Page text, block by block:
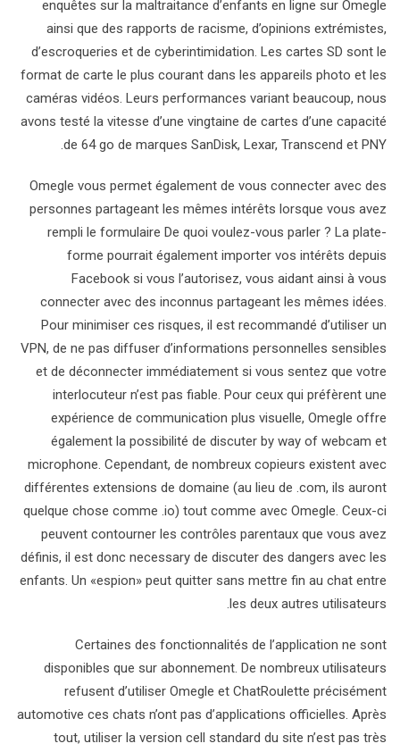
enquêtes sur la maltraitance d’enfants en ligne sur Omegle
ainsi que des rapports de racisme, d’opinions extrémistes,
d’escroqueries et de cyberintimidation. Les cartes SD sont le
format de carte le plus courant dans les appareils photo et les
caméras vidéos. Leurs performances variant beaucoup, nous
avons testé la vitesse d’une vingtaine de cartes d’une capacité
de 64 go de marques SanDisk, Lexar, Transcend et PNY.
Omegle vous permet également de vous connecter avec des
personnes partageant les mêmes intérêts lorsque vous avez
rempli le formulaire De quoi voulez-vous parler ? La plate-
forme pourrait également importer vos intérêts depuis
Facebook si vous l’autorisez, vous aidant ainsi à vous
connecter avec des inconnus partageant les mêmes idées.
Pour minimiser ces risques, il est recommandé d’utiliser un
VPN, de ne pas diffuser d’informations personnelles sensibles
et de déconnecter immédiatement si vous sentez que votre
interlocuteur n’est pas fiable. Pour ceux qui préfèrent une
expérience de communication plus visuelle, Omegle offre
également la possibilité de discuter by way of webcam et
microphone. Cependant, de nombreux copieurs existent avec
différentes extensions de domaine (au lieu de .com, ils auront
quelque chose comme .io) tout comme avec Omegle. Ceux-ci
peuvent contourner les contrôles parentaux que vous avez
définis, il est donc necessary de discuter des dangers avec les
enfants. Un «espion» peut quitter sans mettre fin au chat entre
les deux autres utilisateurs.
Certaines des fonctionnalités de l’application ne sont
disponibles que sur abonnement. De nombreux utilisateurs
refusent d’utiliser Omegle et ChatRoulette précisément
automotive ces chats n’ont pas d’applications officielles. Après
tout, utiliser la version cell standard du site n’est pas très